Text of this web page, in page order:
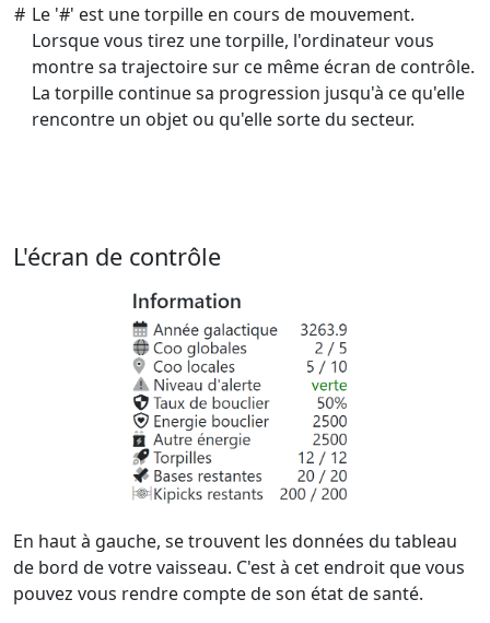
# Le '#' est une torpille en cours de mouvement.
Lorsque vous tirez une torpille, l'ordinateur vous
montre sa trajectoire sur ce même écran de contrôle.
La torpille continue sa progression jusqu'à ce qu'elle
rencontre un objet ou qu'elle sorte du secteur.
L'écran de contrôle
En haut à gauche, se trouvent les données du tableau
de bord de votre vaisseau. C'est à cet endroit que vous
pouvez vous rendre compte de son état de santé.